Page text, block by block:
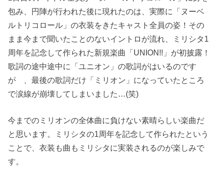
包み、円陣が行われた後に現れたのは、実際に「ヌーベ
ルトリコロール」の衣装をきたキャスト全員の姿！その
まま今まで聞いたことのないイントロが流れ、ミリシタ1
周年を記念して作られた新規楽曲「UNION!!」が初披露！
歌詞の途中途中に「ユニオン」の歌詞がはいるのです
が 、最後の歌詞だけ「ミリオン」になっていたところ
で涙線が崩壊してしまいました…(笑)
今までのミリオンの全体曲に負けない素晴らしい楽曲だ
と思います。ミリシタの1周年を記念して作られたという
ことで、衣装も曲もミリシタに実装されるのが楽しみで
す。